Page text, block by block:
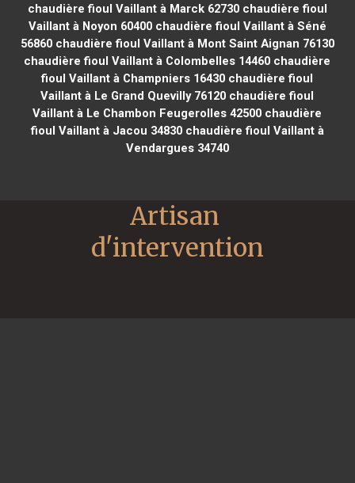
chaudière fioul Vaillant à Marck 62730chaudière fioul
Vaillant à Noyon 60400chaudière fioul Vaillant à Séné
56860chaudière fioul Vaillant à Mont Saint Aignan 76130
chaudière fioul Vaillant à Colombelles 14460 chaudière
fioul Vaillant à Champniers 16430 chaudière fioul
Vaillant à Le Grand Quevilly 76120 chaudière fioul
Vaillant à Le Chambon Feugerolles 42500 chaudière
fioul Vaillant à Jacou 34830chaudière fioul Vaillant à
Vendargues 34740
Artisan
d'intervention